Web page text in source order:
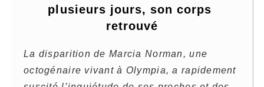
plusieurs jours, son corps
retrouvé
La disparition de Marcia Norman, une
octogénaire vivant à Olympia, a rapidement